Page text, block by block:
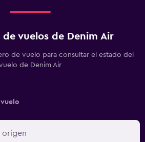
de vuelos de Denim Air
de vuelo para consultar el estado del
de Denim Air